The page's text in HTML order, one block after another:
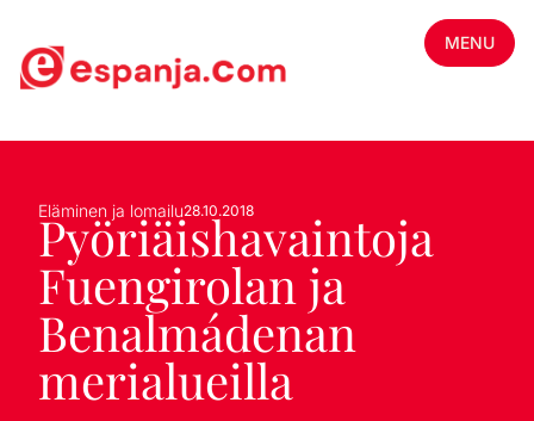
MENU
Eläminen ja lomailu28.10.2018
Pyöriäishavaintoja
Fuengirolan ja
Benalmádenan
merialueilla